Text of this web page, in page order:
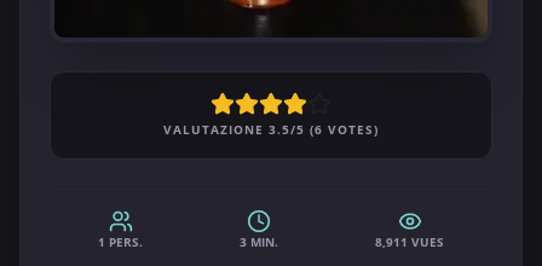
VALUTAZIONE 3.5/5 (6 VOTES)
1 PERS. 3 MIN. 8,911 VUES